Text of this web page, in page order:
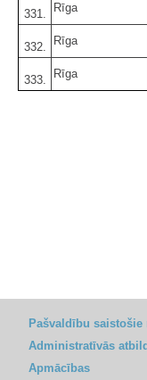
331. Rīga
332. Rīga
333. Rīga
Pašvaldību saistošie
Administratīvās
Apmācības